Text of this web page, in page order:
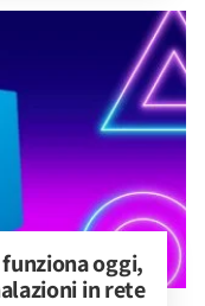
oggi,
in rete